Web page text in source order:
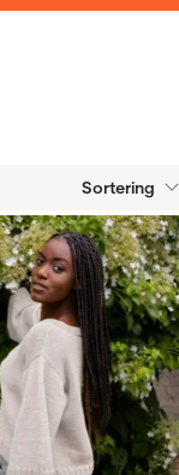
Sortering